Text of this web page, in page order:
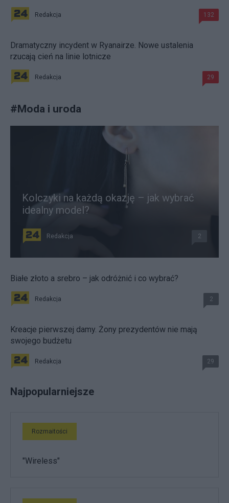
Redakcja 132
Dramatyczny incydent w Ryanairze. Nowe ustalenia
rzucają cień na linie lotnicze
Redakcja 29
#Moda i uroda
Kolczyki na każdą okazję – jak wybrać
idealny model?
Redakcja 2
Białe złoto a srebro – jak odróżnić i co wybrać?
Redakcja 2
Kreacje pierwszej damy. Żony prezydentów nie mają
swojego budżetu
Redakcja 29
Najpopularniejsze
Rozmaitości
"Wireless"